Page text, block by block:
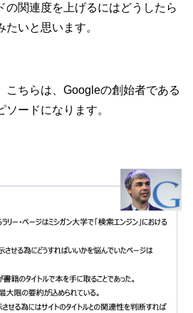
の関連度を上げるにはどうしたら
いと思います。
こちらは、Googleの創始者である
ードになります。